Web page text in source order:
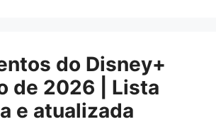
do Disney+
de 2026 | Lista
e atualizada